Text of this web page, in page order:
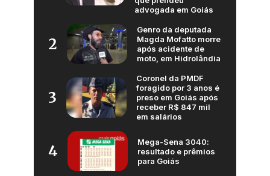
advogada em Goiás
2
Genro da deputada
Magda Mofatto morre
após acidente de
moto, em Hidrolândia
3
Coronel da PMDF
foragido por 3 anos é
preso em Goiás após
receber R$ 847 mil
em salários
4
Mega-Sena 3040:
resultado e prêmios
para Goiás